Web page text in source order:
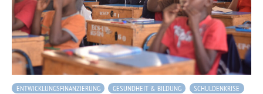
ENTWICKLUNGSFINANZIERUNG GESUNDHEIT & BILDUNG SCHULDENKRISE